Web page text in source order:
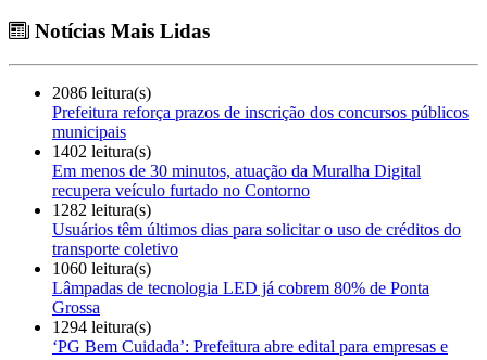
Notícias Mais Lidas
2086 leitura(s)
Prefeitura reforça prazos de inscrição dos concursos públicos
municipais
1402 leitura(s)
Em menos de 30 minutos, atuação da Muralha Digital
recupera veículo furtado no Contorno
1282 leitura(s)
Usuários têm últimos dias para solicitar o uso de créditos do
transporte coletivo
1060 leitura(s)
Lâmpadas de tecnologia LED já cobrem 80% de Ponta
Grossa
1294 leitura(s)
‘PG Bem Cuidada’: Prefeitura abre edital para empresas e